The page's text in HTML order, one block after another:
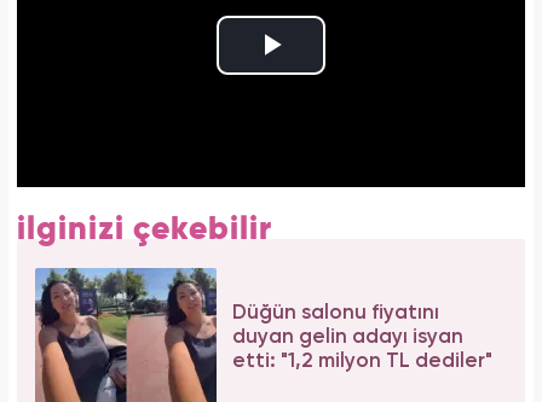
ilginizi çekebilir
Düğün salonu fiyatını
duyan gelin adayı isyan
etti: "1,2 milyon TL dediler"